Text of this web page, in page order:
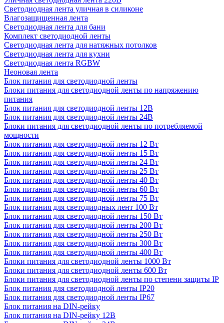
Светодиодная лента уличная в силиконе
Влагозащищенная лента
Светодиодная лента для бани
Комплект светодиодной ленты
Светодиодная лента для натяжных потолков
Светодиодная лента для кухни
Светодиодная лента RGBW
Неоновая лента
Блок питания для светодиодной ленты
Блоки питания для светодиодной ленты по напряжению
питания
Блок питания для светодиодной ленты 12В
Блок питания для светодиодной ленты 24В
Блоки питания для светодиодной ленты по потребляемой
мощности
Блок питания для светодиодной ленты 12 Вт
Блок питания для светодиодной ленты 15 Вт
Блок питания для светодиодной ленты 24 Вт
Блок питания для светодиодной ленты 25 Вт
Блок питания для светодиодной ленты 40 Вт
Блок питания для светодиодной ленты 60 Вт
Блок питания для светодиодной ленты 75 Вт
Блок питания для светодиодных лент 100 Вт
Блок питания для светодиодной ленты 150 Вт
Блок питания для светодиодной ленты 200 Вт
Блок питания для светодиодной ленты 250 Вт
Блок питания для светодиодной ленты 300 Вт
Блок питания для светодиодной ленты 400 Вт
Блоки питания для светодиодной ленты 1000 Вт
Блоки питания для светодиодной ленты 600 Вт
Блоки питания для светодиодной ленты по степени защиты IP
Блок питания для светодиодной ленты IP20
Блок питания для светодиодной ленты IP67
Блок питания на DIN-рейку
Блок питания на DIN-рейку 12В